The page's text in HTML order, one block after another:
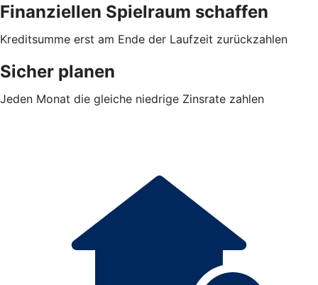
Finanziellen Spielraum schaffen
Kreditsumme erst am Ende der Laufzeit zurückzahlen
Sicher planen
Jeden Monat die gleiche niedrige Zinsrate zahlen